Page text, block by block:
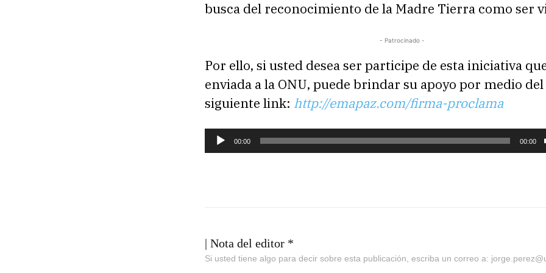
busca del reconocimiento de la Madre Tierra como ser
- Patrocinado -
Por ello, si usted desea ser participe de esta iniciativa
enviada a la ONU, puede brindar su apoyo por medio del
siguiente link: http://emapaz.com/firma-proclama
e
u
00:00 00:00
| Nota del editor *
Si usted tiene algo para decir sobre esta publicación, escriba un correo a: